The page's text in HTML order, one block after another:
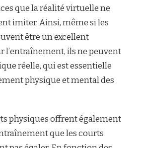
que la réalité virtuelle ne
imiter. Ainsi, même si les
être un excellent
l’entraînement, ils ne peuvent
réelle, qui est essentielle
physique et mental des
physiques offrent également
que les courts